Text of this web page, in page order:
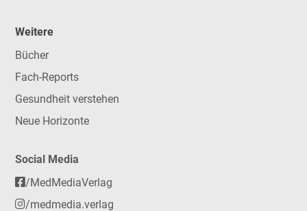
Weitere
Bücher
Fach-Reports
Gesundheit verstehen
Neue Horizonte
Social Media
/MedMediaVerlag
/medmedia.verlag